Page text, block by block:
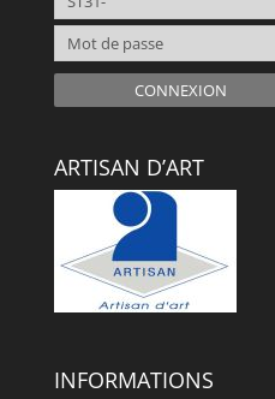
CONNEXION
ARTISAN D’ART
INFORMATIONS